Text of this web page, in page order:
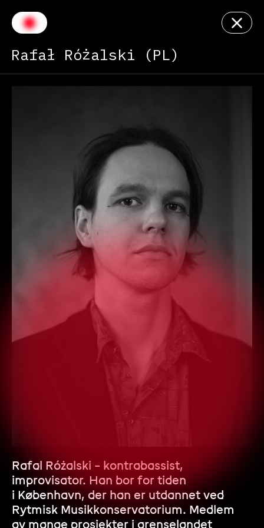
Rafał Różalski (PL)
Rafal Różalski – kontrabassist,
improvisator. Han bor for tiden
i København, der han er utdannet ved
Rytmisk Musikkonservatorium. Medlem
av mange prosjekter i grenselandet